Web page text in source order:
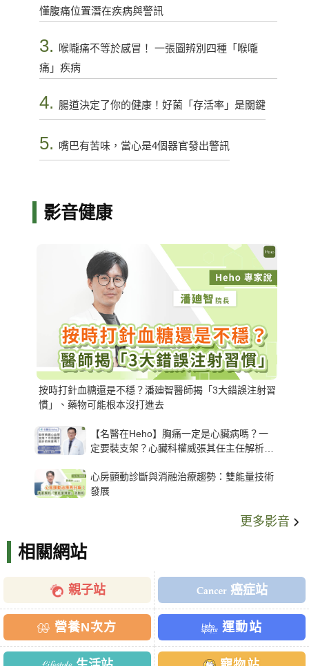
懂腹痛位置潛在疾病與警訊
3.
喉嚨痛不等於感冒！ 一張圖辨別四種「喉嚨
痛」疾病
4. 腸道決定了你的健康！好菌「存活率」是關鍵
5. 嘴巴有苦味，當心是4個器官發出警訊
影音健康
按時打針血糖還是不穩？潘廸智醫師揭「3大錯誤注射習
慣」、藥物可能根本沒打進去
【名醫在Heho】胸痛一定是心臟病嗎？一
定要裝支架？心臟科權威張其任主任解析支
心房顫動診斷與消融治療趨勢：雙能量技術
發展
更多影音
相關網站
親子站 癌症站
營養N次方 運動站